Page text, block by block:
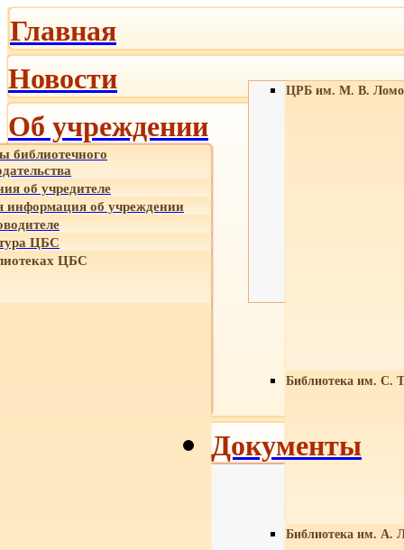
Главная
Новости
Об учреждении
библиотечного
об учредителе
об учреждении
ЦБС
ЦБС
ЦРБ им. М. В.
Библиотека им. С.
Библиотека им. А.
Документы